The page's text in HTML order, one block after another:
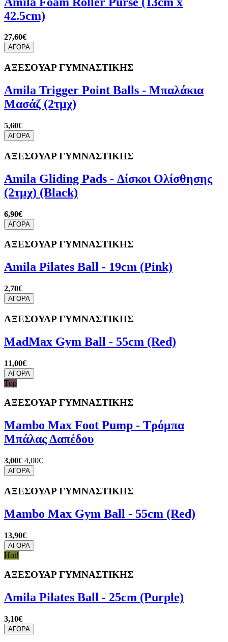
42.5cm)
27,60€
ΑΓΟΡΑ
ΑΞΕΣΟΥΑΡ ΓΥΜΝΑΣΤΙΚΗΣ
Amila Trigger Point Balls - Μπαλάκια
Μασάζ (2τμχ)
5,60€
ΑΓΟΡΑ
ΑΞΕΣΟΥΑΡ ΓΥΜΝΑΣΤΙΚΗΣ
Amila Gliding Pads - Δίσκοι Ολίσθησης
(2τμχ) (Black)
6,90€
ΑΓΟΡΑ
ΑΞΕΣΟΥΑΡ ΓΥΜΝΑΣΤΙΚΗΣ
Amila Pilates Ball - 19cm (Pink)
2,70€
ΑΓΟΡΑ
ΑΞΕΣΟΥΑΡ ΓΥΜΝΑΣΤΙΚΗΣ
MadMax Gym Ball - 55cm (Red)
11,00€
ΑΓΟΡΑ
Top
ΑΞΕΣΟΥΑΡ ΓΥΜΝΑΣΤΙΚΗΣ
Mambo Max Foot Pump - Τρόμπα
Μπάλας Δαπέδου
3,00€ 4,00€
ΑΓΟΡΑ
ΑΞΕΣΟΥΑΡ ΓΥΜΝΑΣΤΙΚΗΣ
Mambo Max Gym Ball - 55cm (Red)
13,90€
ΑΓΟΡΑ
Hot!
ΑΞΕΣΟΥΑΡ ΓΥΜΝΑΣΤΙΚΗΣ
Amila Pilates Ball - 25cm (Purple)
3,10€
ΑΓΟΡΑ